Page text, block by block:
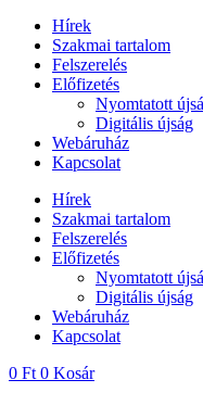
Hírek
Szakmai tartalom
Felszerelés
Előfizetés
Nyomtatott
Digitális újság
Webáruház
Kapcsolat
Hírek
Szakmai tartalom
Felszerelés
Előfizetés
Nyomtatott
Digitális újság
Webáruház
Kapcsolat
0 Ft 0 Kosár